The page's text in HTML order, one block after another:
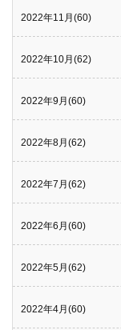
2022年11月(60)
2022年10月(62)
2022年9月(60)
2022年8月(62)
2022年7月(62)
2022年6月(60)
2022年5月(62)
2022年4月(60)